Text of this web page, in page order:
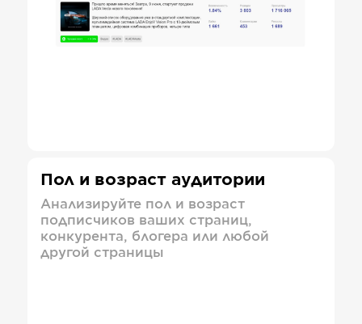
Пол и возраст аудитории
Анализируйте пол и возраст
подписчиков ваших страниц,
конкурента, блогера или любой
другой страницы